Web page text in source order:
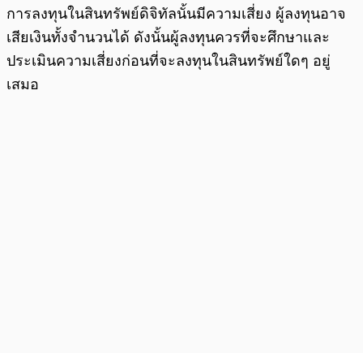
การลงทุนในสินทรัพย์ดิจิทัลนั้นมีความเสี่ยง ผู้ลงทุนอาจ
เสียเงินทั้งจำนวนได้ ดังนั้นผู้ลงทุนควรที่จะศึกษาและ
ประเมินความเสี่ยงก่อนที่จะลงทุนในสินทรัพย์ใดๆ อยู่
เสมอ